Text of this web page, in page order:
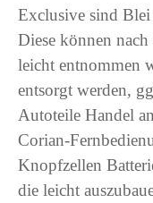
Exclusive sind
Diese können
leicht entnommen
entsorgt werden,
Autoteile Handel
Corian-
Knopfzellen
die leicht